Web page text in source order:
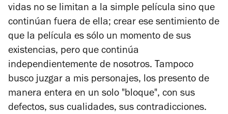
vidas no se limitan a la simple película sino que
continúan fuera de ella; crear ese sentimiento de
que la película es sólo un momento de sus
existencias, pero que continúa
independientemente de nosotros. Tampoco
busco juzgar a mis personajes, los presento de
manera entera en un solo "bloque", con sus
defectos, sus cualidades, sus contradicciones.